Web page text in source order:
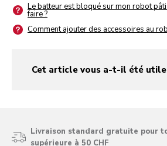
Le batteur est bloqué sur mon robot
faire ?
Comment ajouter des accessoires au
Cet article vous a-t-il été utile
yes
no
Livraison standard gratuite pour
supérieure à 50 CHF